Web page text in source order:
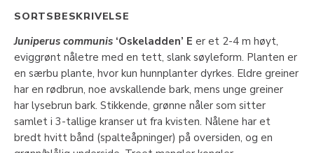
SORTSBESKRIVELSE
Juniperus communis ‘Oskeladden’ E er et 2-4 m høyt,
eviggrønt nåletre med en tett, slank søyleform. Planten er
en særbu plante, hvor kun hunnplanter dyrkes. Eldre greiner
har en rødbrun, noe avskallende bark, mens unge greiner
har lysebrun bark. Stikkende, grønne nåler som sitter
samlet i 3-tallige kranser ut fra kvisten. Nålene har et
bredt hvitt bånd (spalteåpninger) på oversiden, og en